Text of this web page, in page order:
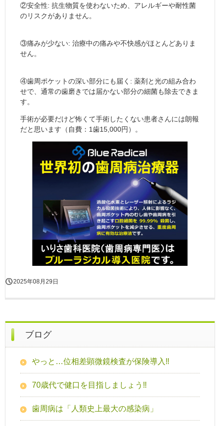
②安全性: 抗生物質を使わないため、アレルギーや耐性菌
のリスクがありません。
③痛みが少ない: 治療中の痛みや不快感がほとんどありま
せん。
④歯周ポケットの深い部分にも届く: 薬剤と光の組み合わ
せで、通常の歯磨きでは届かない部分の細菌も除去できま
す。
手術が必要だけど怖くて手術したくない患者さんには朗報
だと思います（自費：1歯15,000円）。
2025年08月29日
ブログ
やっと…位相差顕微鏡検査が保険導入‼
70歳代で健口を目指しましょう‼
歯周病は「人類史上最大の感染病」